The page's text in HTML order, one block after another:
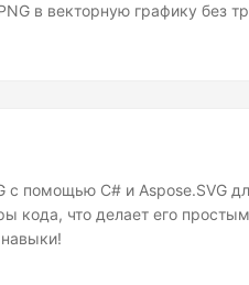
в векторную графику без
с помощью C# и Aspose.SVG
кода, что делает его